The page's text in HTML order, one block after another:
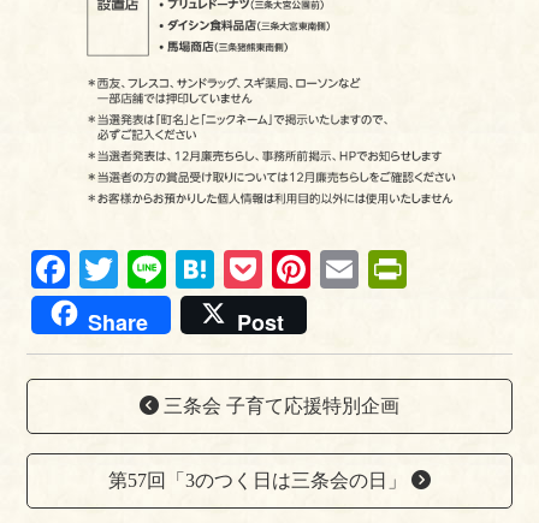
Fa
ce
bo
ok
T
wi
tte
r
Li
ne
H
at
en
a
P
oc
ke
t
Pi
er
es
t
E
ail tF
ri
en
dl
y
Share Post
三条会 子育て応援特別企画
第57回「3のつく日は三条会の日」